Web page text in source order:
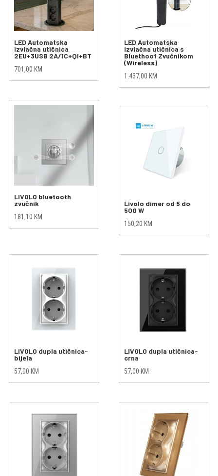
LED Automatska
izvlačna utičnica
2EU+3USB 2A/1C+QI+BT
701,00 KM
LED Automatska
izvlačna utičnica s
Bluethoot Zvučnikom
(Wireless)
1.437,00 KM
LIVOLO bluetooth
zvučnik
181,10 KM
Livolo dimer od 5 do
500 W
150,20 KM
LIVOLO dupla utičnica-
bijela
57,00 KM
LIVOLO dupla utičnica-
crna
57,00 KM